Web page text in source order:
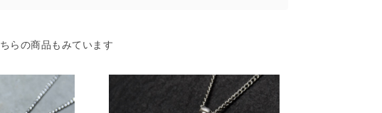
らの商品もみています